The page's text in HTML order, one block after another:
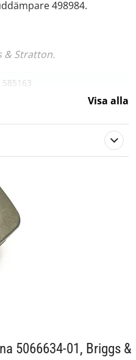
498984.
& Stratton.
585163
Visa alla
5066634-01, Briggs &